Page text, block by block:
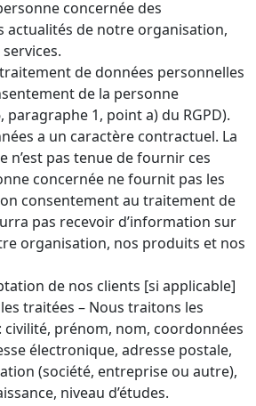
concernée des
actualités de notre organisation,
de données personnelles
de la personne
paragraphe 1, point a) du RGPD).
a un caractère contractuel. La
n’est pas tenue de fournir ces
concernée ne fournit pas les
consentement au traitement de
pas recevoir d’information sur
organisation, nos produits et nos
de nos clients [si applicable]
traitées – Nous traitons les
civilité, prénom, nom, coordonnées
électronique, adresse postale,
(société, entreprise ou autre),
niveau d’études.